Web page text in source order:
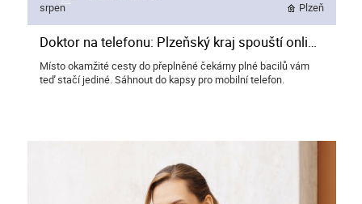
srpen Plzeň
Doktor na telefonu: Plzeňský kraj spouští online pohotovost, která pomůže doma i u moře
Místo okamžité cesty do přeplněné čekárny plné bacilů vám
teď stačí jediné. Sáhnout do kapsy pro mobilní telefon.